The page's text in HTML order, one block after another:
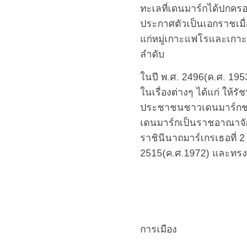
ทะเลที่เดนมาร์กได้ปกค
ประกาศตัวเป็นเอกราชเ
แก่หมู่เกาะแฟโรและเก
ลำดับ
ในปี พ.ศ. 2496(ค.ศ.
ในเรื่องต่างๆ ได้แก่ ให้
ประชาชนชาวเดนมาร์ก
เดนมาร์กเป็นราชอาณา
ราชินีนาถมาร์เกรเธอที่
2515(ค.ศ.1972) และทร
การเมือง